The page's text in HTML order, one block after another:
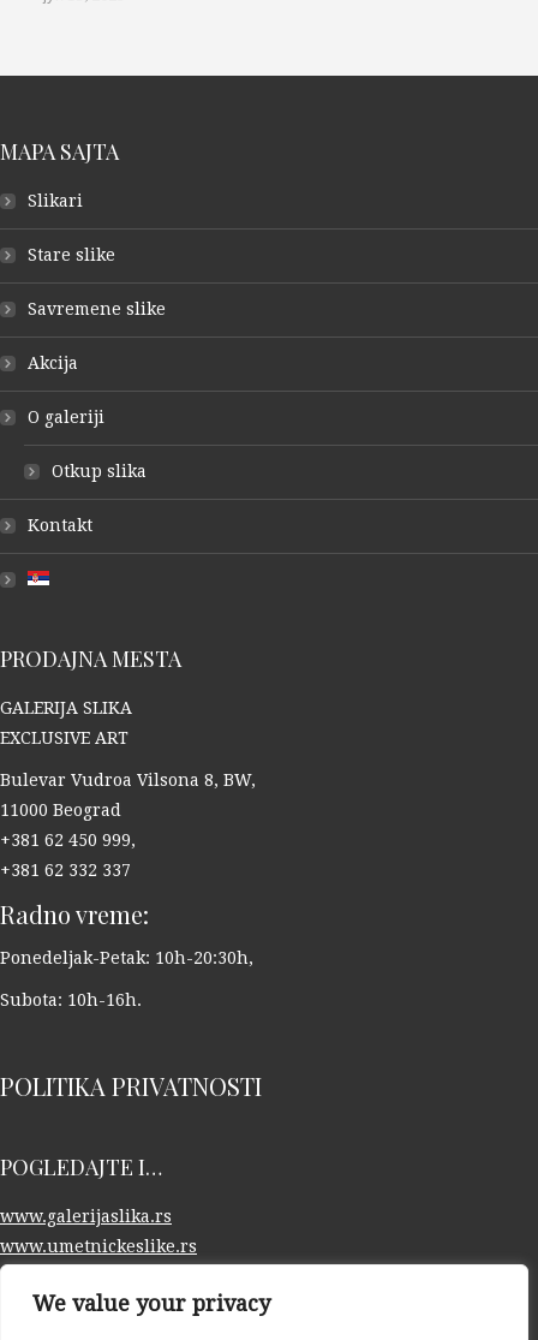
We value your privacy
MAPA SAJTA
Slikari
Stare slike
Savremene slike
Akcija
O galeriji
Otkup slika
Kontakt
PRODAJNA MESTA
GALERIJA SLIKA
EXCLUSIVE ART
Bulevar Vudroa Vilsona 8, BW,
11000 Beograd
+381 62 450 999,
+381 62 332 337
Radno vreme:
Ponedeljak-Petak: 10h-20:30h,
Subota: 10h-16h.
POLITIKA PRIVATNOSTI
POGLEDAJTE I…
www.galerijaslika.rs
www.umetnickeslike.rs
www.otkupslika.rs
PIŠITE NAM NA: